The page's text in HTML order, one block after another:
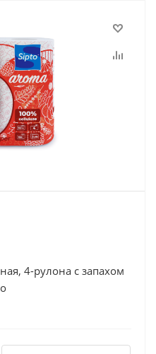
4-рулона с запахом